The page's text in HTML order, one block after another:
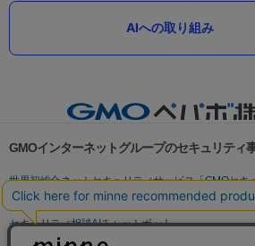
AIへの取り組み
GMOインターネットグループのセキュリティ
世界初総合ネットセキュリティサービス「GMOセキ
パスワード漏洩診断
Webサイトリスク診断
セキュリティ相談AIチャットボット